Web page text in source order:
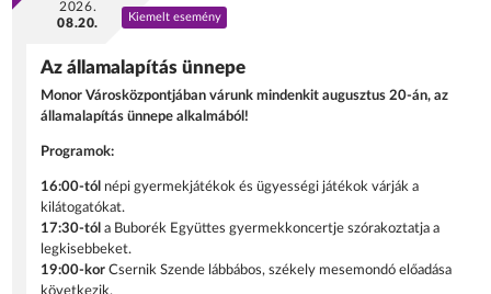
2026.
08.20.
Kiemelt esemény
Az államalapítás ünnepe
Monor Városközpontjában várunk mindenkit augusztus 20-án, az
államalapítás ünnepe alkalmából!
Programok:
16:00-tól népi gyermekjátékok és ügyességi játékok várják a
kilátogatókat.
17:30-tól a Buborék Együttes gyermekkoncertje szórakoztatja a
legkisebbeket.
19:00-korCsernik Szende lábbábos, székely mesemondó előadása
következik.